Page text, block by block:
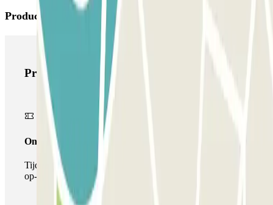
Producten van Parclick
Producten van Parclick
Onepass
Tijdens je verblijf kun je de parkeerplaats maar één keer
op- en afrijden.